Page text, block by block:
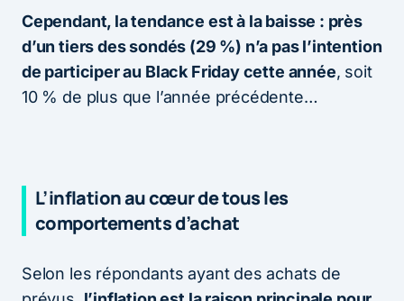
Cependant, la tendance est à la baisse : près
d’un tiers des sondés (29 %) n’a pas l’intention
de participer au Black Friday cette année, soit
10 % de plus que l’année précédente…
L’inflation au cœur de tous les
comportements d’achat
Selon les répondants ayant des achats de